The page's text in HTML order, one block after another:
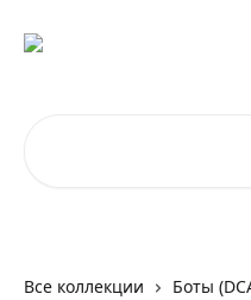
Все коллекции Боты